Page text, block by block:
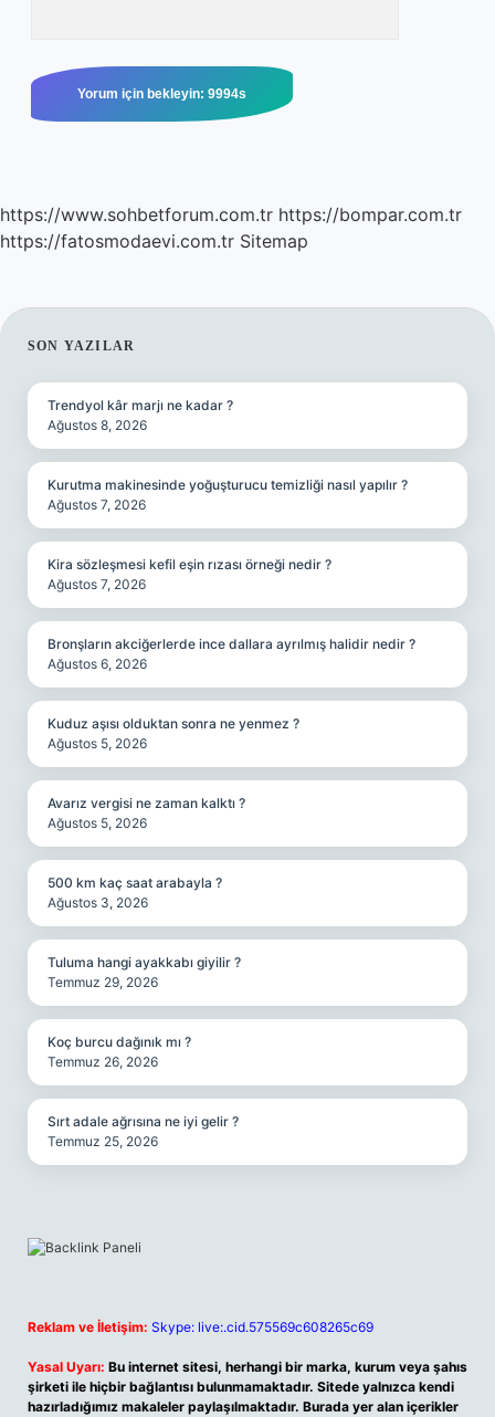
https://www.sohbetforum.com.tr https://bompar.com.tr
https://fatosmodaevi.com.tr Sitemap
SIDEBAR
SON YAZILAR
Trendyol kâr marjı ne kadar ?
Ağustos 8, 2026
Kurutma makinesinde yoğuşturucu temizliği nasıl yapılır ?
Ağustos 7, 2026
Kira sözleşmesi kefil eşin rızası örneği nedir ?
Ağustos 7, 2026
Bronşların akciğerlerde ince dallara ayrılmış halidir nedir ?
Ağustos 6, 2026
Kuduz aşısı olduktan sonra ne yenmez ?
Ağustos 5, 2026
Avarız vergisi ne zaman kalktı ?
Ağustos 5, 2026
500 km kaç saat arabayla ?
Ağustos 3, 2026
Tuluma hangi ayakkabı giyilir ?
Temmuz 29, 2026
Koç burcu dağınık mı ?
Temmuz 26, 2026
Sırt adale ağrısına ne iyi gelir ?
Temmuz 25, 2026
Reklam ve İletişim: Skype: live:.cid.575569c608265c69
Yasal Uyarı: Bu internet sitesi, herhangi bir marka, kurum veya şahıs
şirketi ile hiçbir bağlantısı bulunmamaktadır. Sitede yalnızca kendi
hazırladığımız makaleler paylaşılmaktadır. Burada yer alan içerikler